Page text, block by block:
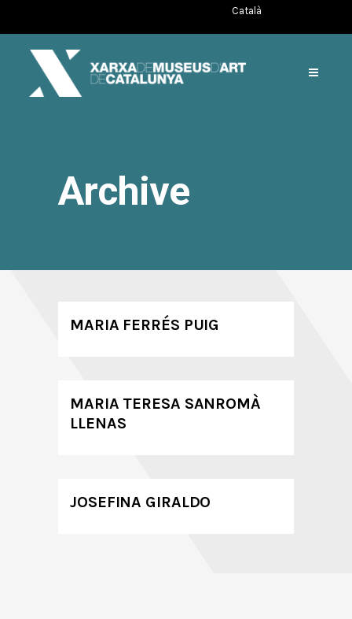
Català
Archive
MARIA FERRÉS PUIG
MARIA TERESA SANROMÀ
LLENAS
JOSEFINA GIRALDO